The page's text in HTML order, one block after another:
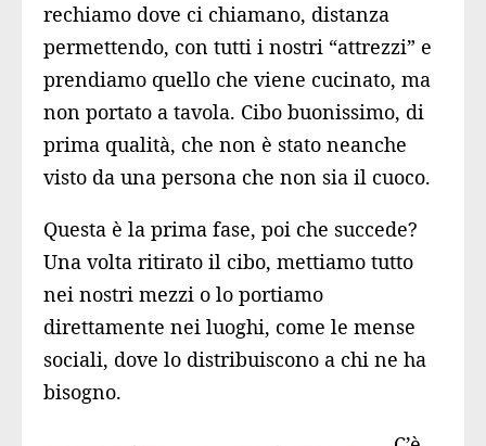
rechiamo dove ci chiamano, distanza
permettendo, con tutti i nostri “attrezzi” e
prendiamo quello che viene cucinato, ma
non portato a tavola. Cibo buonissimo, di
prima qualità, che non è stato neanche
visto da una persona che non sia il cuoco.
Questa è la prima fase, poi che succede?
Una volta ritirato il cibo, mettiamo tutto
nei nostri mezzi o lo portiamo
direttamente nei luoghi, come le mense
sociali, dove lo distribuiscono a chi ne ha
bisogno.